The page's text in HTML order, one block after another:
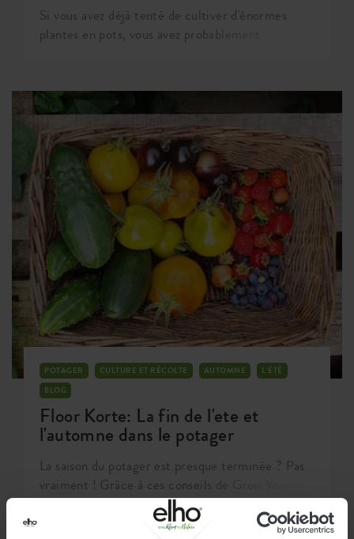
Si vous avez déjà tenté de cultiver d'énormes
plantes en pots, vous avez probablement
jamais fait l'expérience, vous la ferez
certainement avec ces plants de poivron pouvant
atteindre 1,5 mètre de hauteur. Cela peut
devenir très compliqué de maintenir ce beau
feuillage dense bien droit, malgré 4 ou 5 tuteurs
solides.
POTAGER CULTURE ET RÉCOLTE AUTOMNE
L'ÉTÉ
BLOG
Floor Korte: La fin de l'ete et
l'automne dans le potager
La saison du potager est presque terminée ? Pas
vraiment ! Grâce à ces conseils de Grow Your
Own influenceuse Floor, vous pouvez encore
profiter d'une récolte fraîche de votre propre